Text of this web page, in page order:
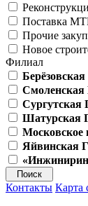
Поставка
Прочие
Новое
Филиал
Сургутская
Шатурская
Московское
Яйвинская
Контакты Карта